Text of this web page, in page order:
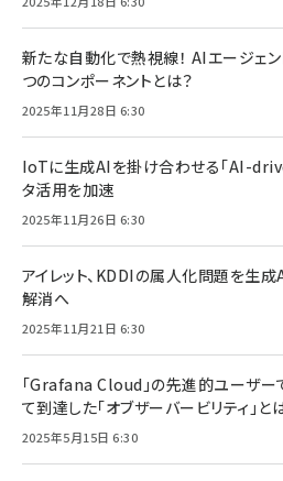
新たな自動化で熱視線！ AIエージェン
つのコンポーネントとは？
2025年11月28日 6:30
IoTに生成AIを掛け合わせる「AI-
タ活用を加速
2025年11月26日 6:30
アイレット、KDDIの属人化問題を生
解消へ
2025年11月21日 6:30
「Grafana Cloud」の先進的ユーザ
て到達した「オブザーバービリティ」と
2025年5月15日 6:30